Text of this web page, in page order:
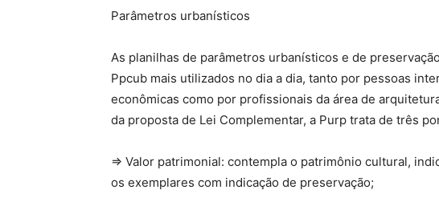
Parâmetros urbanísticos
As planilhas de parâmetros urbanísticos e de
Ppcub mais utilizados no dia a dia, tanto por pessoas
econômicas como por profissionais da área de
da proposta de Lei Complementar, a Purp trata de três
⇒ Valor patrimonial: contempla o patrimônio cultural,
os exemplares com indicação de preservação;